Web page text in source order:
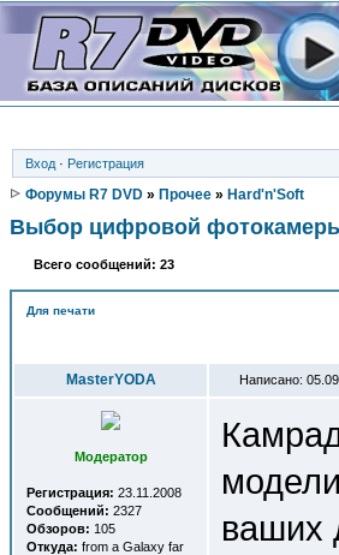
Вход · Регистрация
Форумы R7 DVD » Прочее » Hard'n'Soft
Выбор цифровой
Всего сообщений: 23
Для печати
MasterYODA Написано:
Модератор
Регистрация: 23.11.2008
Сообщений: 2327
Обзоров: 105
Откуда: from a Galaxy far
ваших